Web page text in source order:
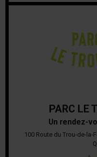
PARC LE
Un rendez-
100 Route du Trou-de-la-